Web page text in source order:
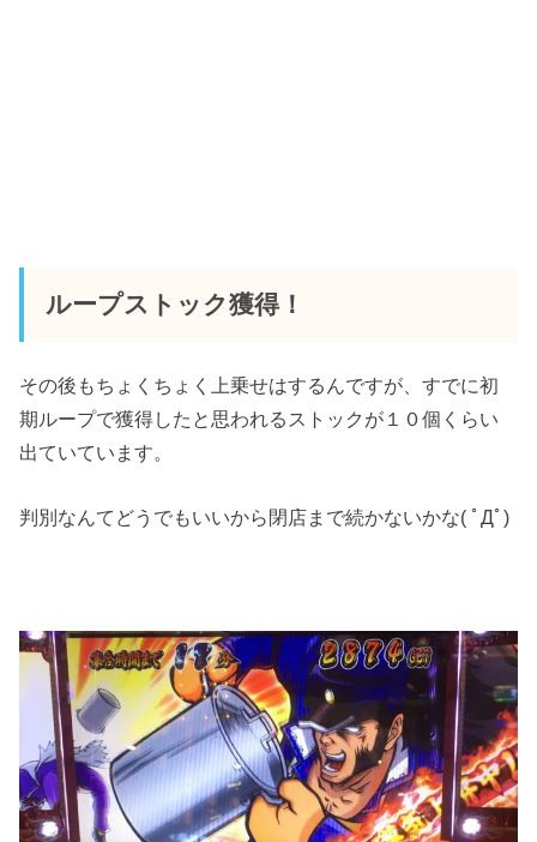
ループストック獲得！
その後もちょくちょく上乗せはするんですが、すでに初
期ループで獲得したと思われるストックが１０個くらい
出ていています。
判別なんてどうでもいいから閉店まで続かないかな( ﾟДﾟ)